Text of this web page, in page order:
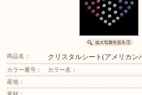
商品名： クリスタルシート(アメリカン
カラー番号：
カラー名：
産地：